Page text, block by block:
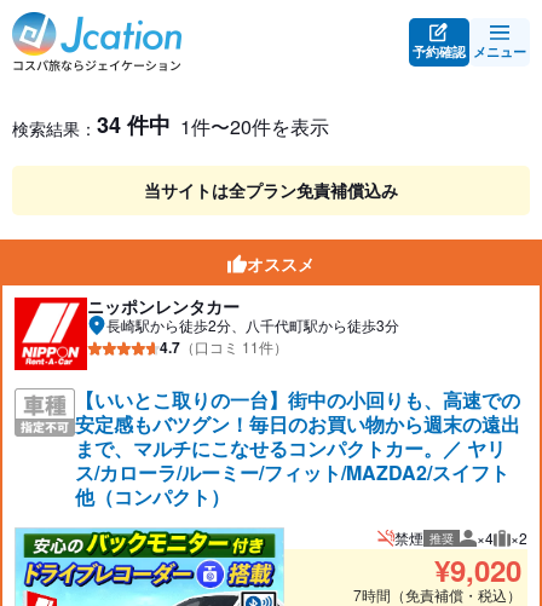
予約確認 メニュー
レンタカー検索・比較
レンタカー検索結果
検索結果： 34 件中 1件〜20件を表示
当サイトは全プラン免責補償込み
オススメ
ニッポンレンタカー
長崎駅から徒歩2分、八千代町駅から徒歩3分
4.7 （口コミ 11件）
【いいとこ取りの一台】街中の小回りも、高速での
安定感もバツグン！毎日のお買い物から週末の遠出
まで、マルチにこなせるコンパクトカー。／ ヤリ
ス/カローラ/ルーミー/フィット/MAZDA2/スイフト
他（コンパクト）
禁煙 推奨 推奨人数
×4 推奨
×2
¥9,020
7時間（免責補償・税込）